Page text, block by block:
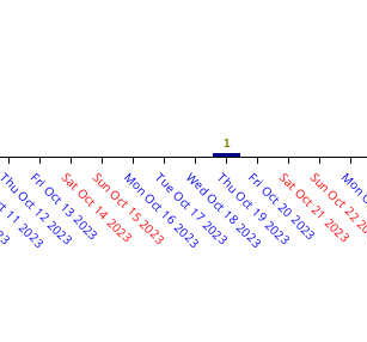
2023
Oct 12 2023
Fri Oct 13 2023
Sat Oct 14 2023
Sun Oct 15 2023
Mon Oct 16 2023
Tue Oct 17 2023
Wed Oct 18 2023
Thu Oct 19 2023
Fri Oct 20 2023
Sat Oct 21 2023
Sun Oct
1